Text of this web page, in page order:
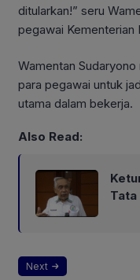
ditularkan!” seru
pegawai Kementerian
Wamentan
para pegawai untuk
utama dalam bekerja.
Also Read:
Tata
Next